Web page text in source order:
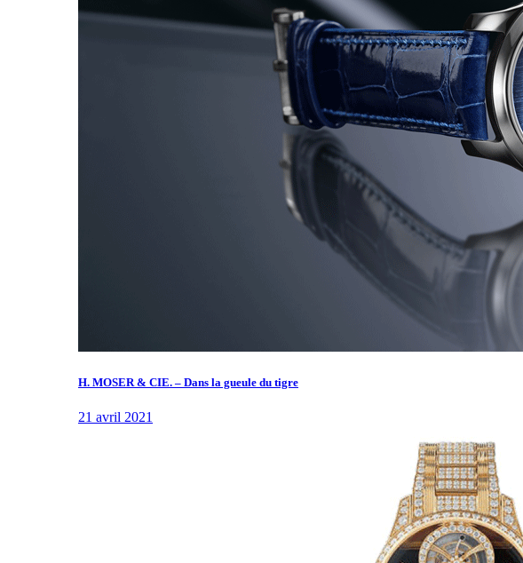
H. MOSER & CIE. – Dans la gueule du tigre
21 avril 2021